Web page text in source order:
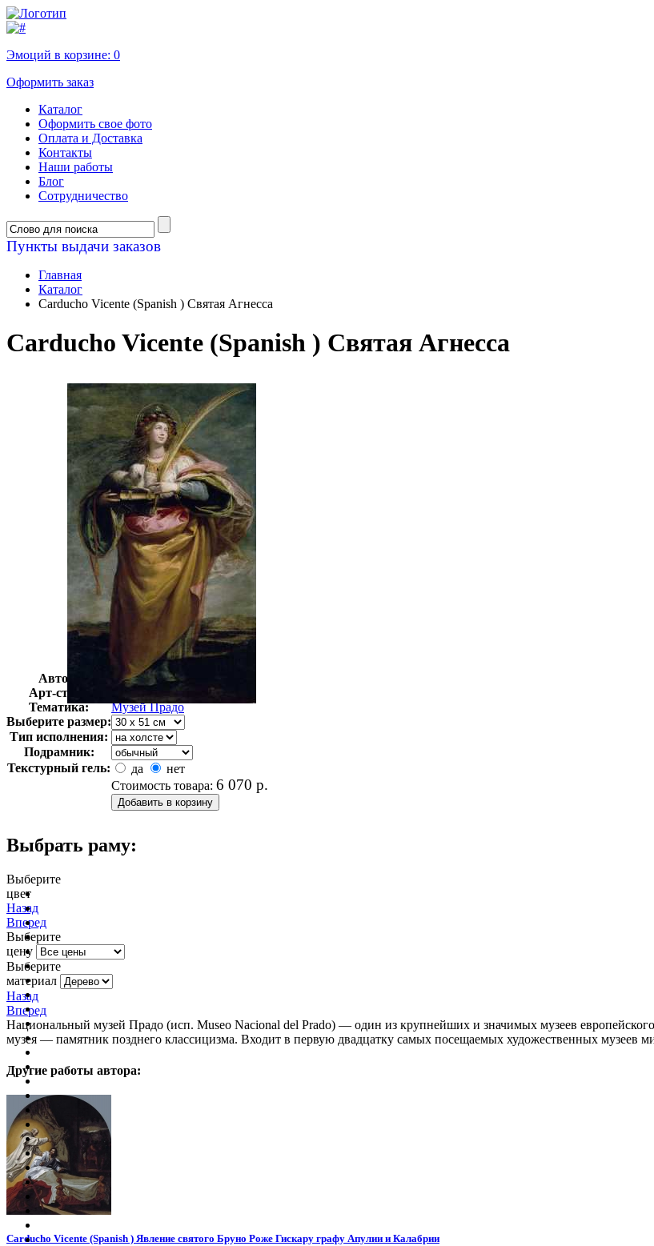
Эмоций в корзине: 0
Оформить заказ
Каталог
Оформить свое фото
Оплата и Доставка
Контакты
Наши работы
Блог
Сотрудничество
Пункты выдачи заказов
Главная
Каталог
Carducho Vicente (Spanish ) Святая Агнесса
Carducho Vicente (Spanish ) Святая Агнесса
Автор:
Кардуччи Винченцо
Арт-стиль
Тематика:
Музей Прадо
Выберите размер:
Тип исполнения:
Подрамник:
Текстурный гель:
да
нет
Стоимость товара: 6 070 р.
Выбрать раму:
Выберите
цвет
Назад
Вперед
Выберите
цену
Выберите
материал
Назад
Вперед
Национальный музей Прадо (исп. Museo Nacional del Prado) — один из крупнейших и значимых музеев
музея — памятник позднего классицизма. Входит в первую двадцатку самых посещаемых художественных музеев
Другие работы автора:
Carducho Vicente (Spanish ) Явление святого Бруно Роже Гискару графу Апулии и Калабрии